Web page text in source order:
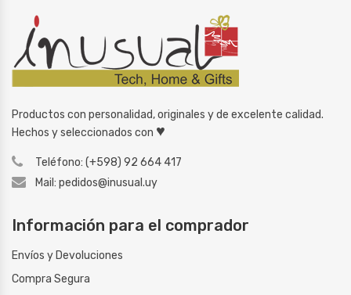
Productos con personalidad, originales y de excelente calidad.
Hechos y seleccionados con ♥
Teléfono: (+598) 92 664 417
Mail: pedidos@inusual.uy
Información para el comprador
Envíos y Devoluciones
Compra Segura